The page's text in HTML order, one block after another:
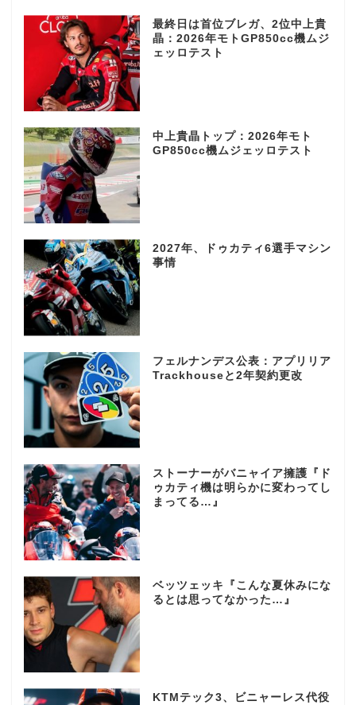
最終日は首位ブレガ、2位中上貴
晶：2026年モトGP850cc機ムジ
ェッロテスト
中上貴晶トップ：2026年モト
GP850cc機ムジェッロテスト
2027年、ドゥカティ6選手マシン
事情
フェルナンデス公表：アプリリア
Trackhouseと2年契約更改
ストーナーがバニャイア擁護『ド
ゥカティ機は明らかに変わってし
まってる…』
ベッツェッキ『こんな夏休みにな
るとは思ってなかった…』
KTMテック3、ビニャーレス代役